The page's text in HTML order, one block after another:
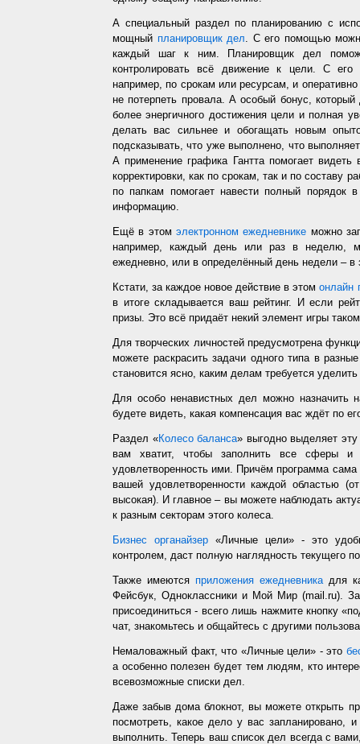
А специальный раздел по планированию с
мощный планировщик дел. С его помощью
каждый шаг к ним. Планировщик дел
контролировать всё движение к цели. С
например, по срокам или ресурсам, и
не потерпеть провала. А особый бонус,
более энергичного достижения цели и полная
делать вас сильнее и обогащать новым
подсказывать, что уже выполнено, что
А применение графика Гантта помогает
корректировки, как по срокам, так и по составу
по папкам помогает навести полный порядок
информацию.
Ещё в этомэлектронном ежедневнике можно
например, каждый день или раз в неделю,
ежедневно, или в определённый день недели – в
Кстати, за каждое новое действие в этомонлайн
в итоге складывается ваш рейтинг. И если
призы. Это всё придаёт некий элемент игры
Для творческих личностей предусмотрена
можете раскрасить задачи одного типа в
становится ясно, каким делам требуется
Для особо ненавистных дел можно назначить
будете видеть, какая компенсация вас ждёт по
Раздел «Колесо баланса» выгодно выделяет
вам хватит, чтобы заполнить все сферы и
удовлетворенность ими. Причём программа
вашей удовлетворенности каждой областью
высокая). И главное – вы можете наблюдать
к разным секторам этого колеса.
Бизнес органайзер «Личные цели» - это
контролем, даст полную наглядность текущего
Также имеются приложения ежедневникадля
Фейсбук, Одноклассники и Мой Мир (mail.ru).
присоединиться - всего лишь нажмите кнопку
чат, знакомьтесь и общайтесь с другими
Немаловажный факт, что «Личные цели» - это
а особенно полезен будет тем людям, кто
всевозможные списки дел.
Даже забыв дома блокнот, вы можете открыть
посмотреть, какое дело у вас запланировано,
выполнить. Теперь ваш список дел всегда с